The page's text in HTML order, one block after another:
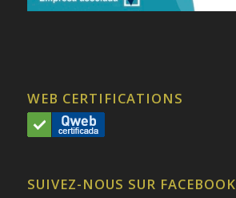
WEB CERTIFICATIONS
SUIVEZ-NOUS SUR FACEBOOK